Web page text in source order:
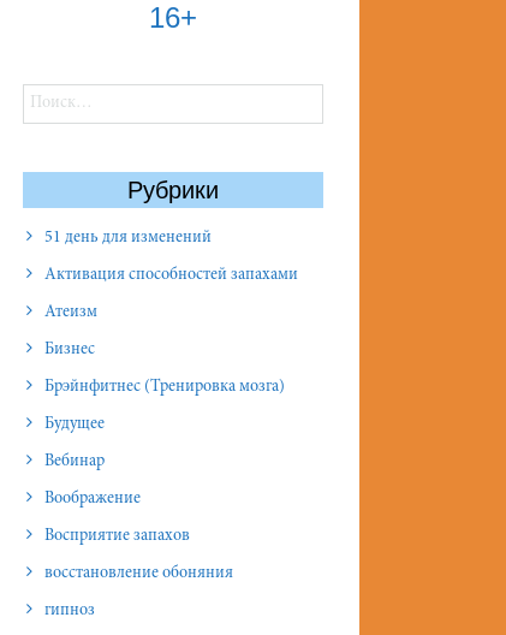
16+
Найти:
Рубрики
51 день для изменений
Активация способностей запахами
Атеизм
Бизнес
Брэйнфитнес (Тренировка мозга)
Будущее
Вебинар
Воображение
Восприятие запахов
восстановление обоняния
гипноз